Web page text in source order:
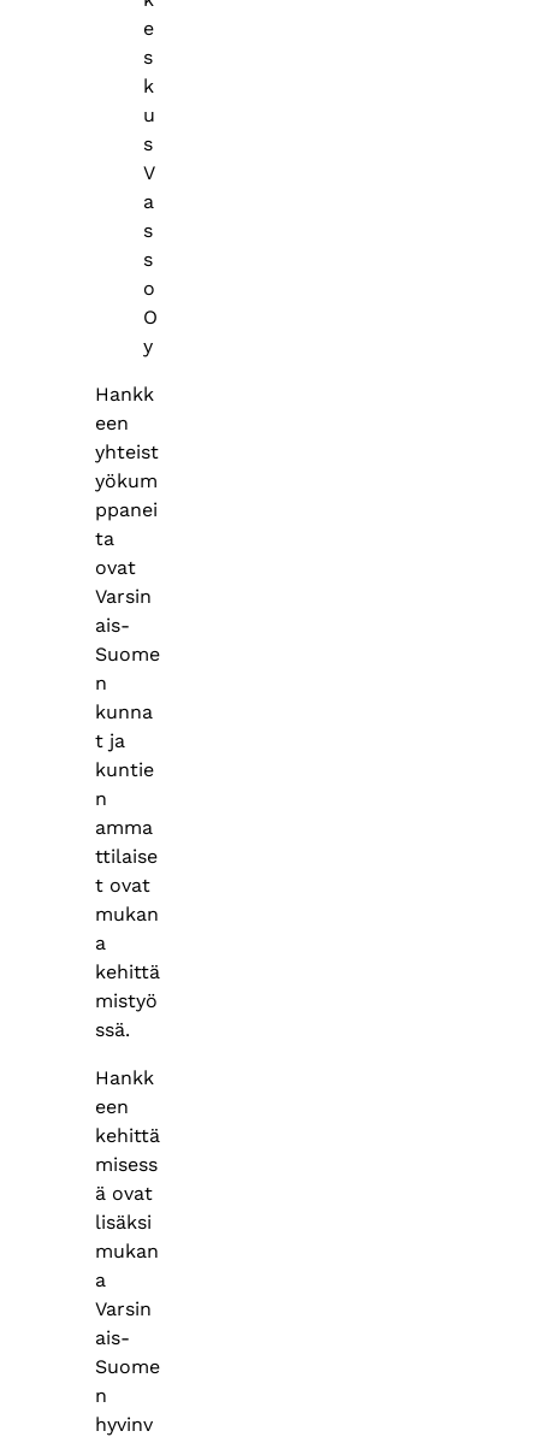
e
s
k
u
s
V
a
s
s
o
O
y
Hankk
een
yhteist
yökum
ppanei
ta
ovat
Varsin
ais-
Suome
n
kunna
t ja
kuntie
n
amma
ttilaise
t ovat
mukan
a
kehittä
mistyö
ssä.
Hankk
een
kehittä
misess
ä ovat
lisäksi
mukan
a
Varsin
ais-
Suome
n
hyvinv